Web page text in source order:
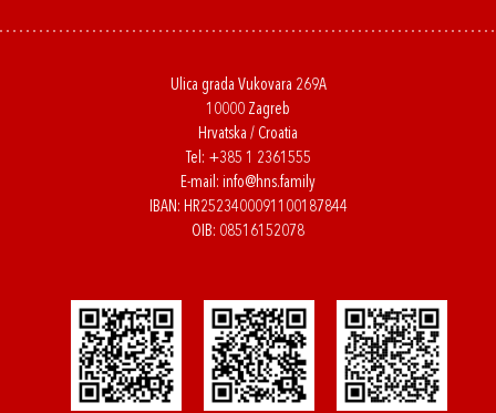
Ulica grada Vukovara 269A
10000 Zagreb
Hrvatska / Croatia
Tel: +385 1 2361555
E-mail: info@hns.family
IBAN: HR2523400091100187844
OIB: 08516152078